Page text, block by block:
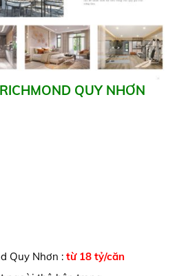
QUY NHƠN
Quy Nhơn : từ 18 tỷ/căn